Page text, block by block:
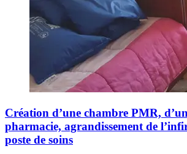
Création d’une chambre PMR,
pharmacie, agrandissement de
poste de soins